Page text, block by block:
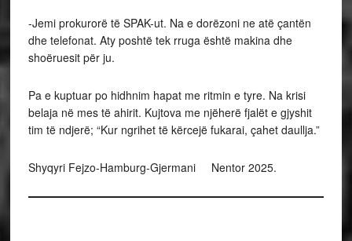
-Jemi prokurorë të SPAK-ut. Na e dorëzoni ne atë çantën
dhe telefonat. Aty poshtë tek rruga është makina dhe
shoëruesit për ju.
Pa e kuptuar po hidhnim hapat me ritmin e tyre. Na krisi
belaja në mes të ahirit. Kujtova me njëherë fjalët e gjyshit
tim të ndjerë; “Kur ngrihet të kërcejë fukarai, çahet daullja.”
Shyqyri Fejzo-Hamburg-Gjermani Nentor 2025.